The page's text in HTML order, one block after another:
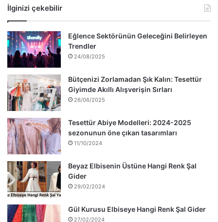
İlginizi çekebilir
Eğlence Sektörünün Geleceğini Belirleyen
Trendler
24/08/2025
Bütçenizi Zorlamadan Şık Kalın: Tesettür
Giyimde Akıllı Alışverişin Sırları
26/06/2025
Tesettür Abiye Modelleri: 2024-2025
sezonunun öne çıkan tasarımları
11/10/2024
Beyaz Elbisenin Üstüne Hangi Renk Şal
Gider
29/02/2024
Gül Kurusu Elbiseye Hangi Renk Şal Gider
27/02/2024